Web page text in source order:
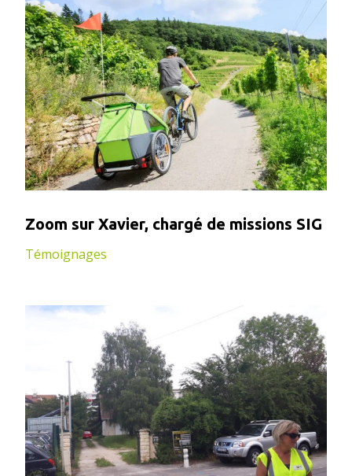
Zoom sur Xavier, chargé de missions SIG
Témoignages